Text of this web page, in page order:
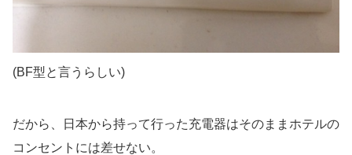
(BF型と言うらしい)
だから、日本から持って行った充電器はそのままホテルの
コンセントには差せない。